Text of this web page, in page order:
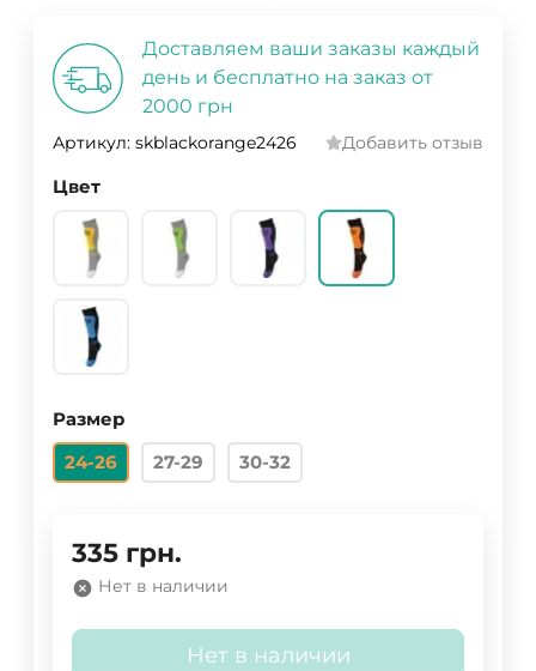
Доставляем ваши заказы каждый
день и бесплатно на заказ от
2000 грн
Артикул: skblackorange2426 Добавить отзыв
Цвет
Размер
24-26 27-29 30-32
335 грн.
Нет в наличии
Нет в наличии